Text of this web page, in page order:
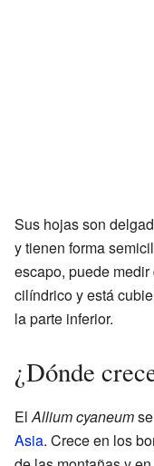
Sus hojas son
y tienen forma
escapo, puede
cilíndrico y está
la parte inferior.
¿Dónde
ElAllium cyaneum
Asia. Crece en los